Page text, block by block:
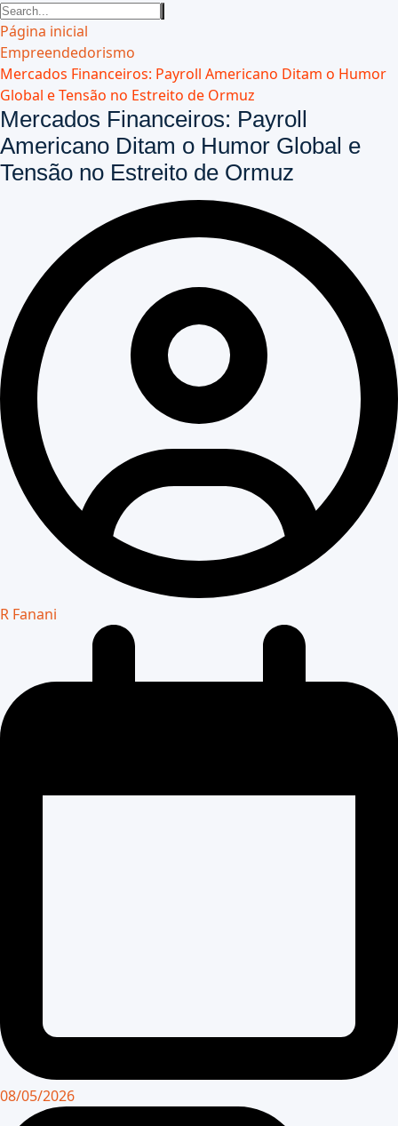
Página inicial
Empreendedorismo
Mercados Financeiros: Payroll Americano Ditam o Humor
Global e Tensão no Estreito de Ormuz
Mercados Financeiros: Payroll
Americano Ditam o Humor Global e
Tensão no Estreito de Ormuz
R Fanani
08/05/2026